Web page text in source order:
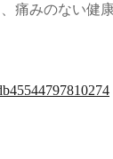
痛みのない健